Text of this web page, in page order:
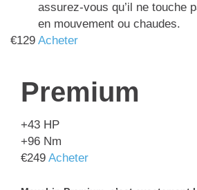
assurez-vous qu’il ne touche
en mouvement ou chaudes.
€129 Acheter
Premium
+43 HP
+96 Nm
€249 Acheter